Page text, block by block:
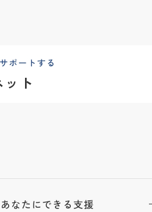
あなたにできる支援